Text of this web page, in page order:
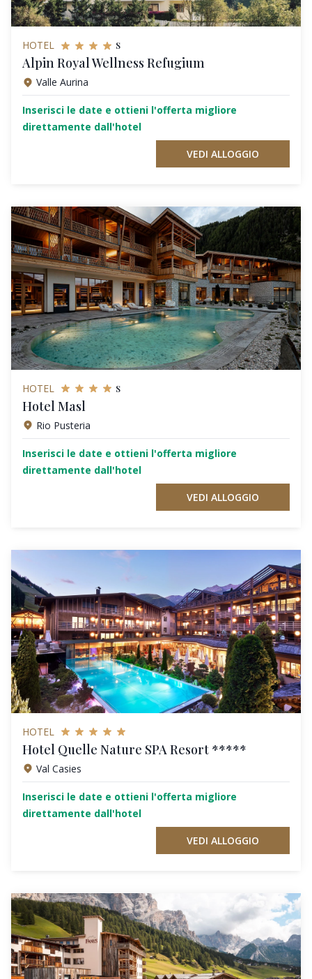
HOTEL s
Alpin Royal Wellness Refugium
Valle Aurina
Inserisci le date e ottieni l'offerta migliore
direttamente dall'hotel
VEDI ALLOGGIO
HOTEL s
Hotel Masl
Rio Pusteria
Inserisci le date e ottieni l'offerta migliore
direttamente dall'hotel
VEDI ALLOGGIO
HOTEL
Hotel Quelle Nature SPA Resort *****
Val Casies
Inserisci le date e ottieni l'offerta migliore
direttamente dall'hotel
VEDI ALLOGGIO